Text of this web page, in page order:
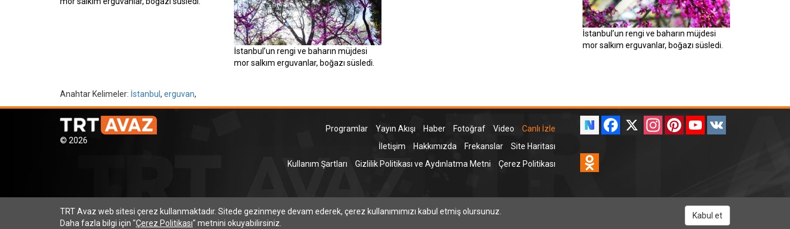
İstanbul’un rengi ve baharın müjdesi
mor salkım erguvanlar, boğazı süsledi.
İstanbul’un rengi ve baharın müjdesi
mor salkım erguvanlar, boğazı süsledi.
Anahtar Kelimeler: İstanbul , erguvan,
© 2026
Programlar Yayın Akışı Haber Fotoğraf Video
Canlı İzle
İletişim
Hakkımızda Frekanslar
Site Haritası
Kullanım Şartları
Gizlilik Politikası ve Aydınlatma Metni Çerez Politikası
Facebook
X InstagramPinterestYouTube
TRT Avaz web sitesi çerez kullanmaktadır. Sitede gezinmeye devam ederek, çerez kullanımımızı kabul etmiş olursunuz.
Daha fazla bilgi için "Çerez Politikası" metnini okuyabilirsiniz.
Kabul et